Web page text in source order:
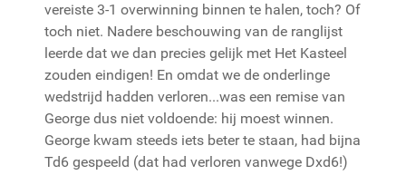
vereiste 3-1 overwinning binnen te halen, toch? Of
toch niet. Nadere beschouwing van de ranglijst
leerde dat we dan precies gelijk met Het Kasteel
zouden eindigen! En omdat we de onderlinge
wedstrijd hadden verloren...was een remise van
George dus niet voldoende: hij moest winnen.
George kwam steeds iets beter te staan, had bijna
Td6 gespeeld (dat had verloren vanwege Dxd6!)